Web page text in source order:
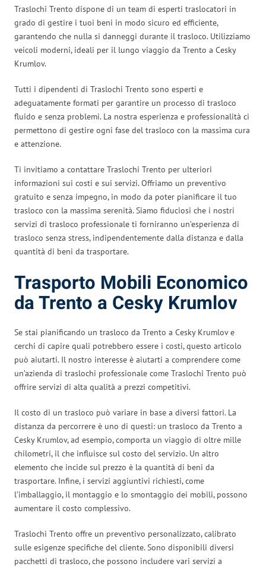
Traslochi Trento dispone di un team di esperti traslocatori in
grado di gestire i tuoi beni in modo sicuro ed efficiente,
garantendo che nulla si danneggi durante il trasloco. Utilizziamo
veicoli moderni, ideali per il lungo viaggio da Trento a Cesky
Krumlov.
Tutti i dipendenti di Traslochi Trento sono esperti e
adeguatamente formati per garantire un processo di trasloco
fluido e senza problemi. La nostra esperienza e professionalità ci
permettono di gestire ogni fase del trasloco con la massima cura
e attenzione.
Ti invitiamo a contattare Traslochi Trento per ulteriori
informazioni sui costi e sui servizi. Offriamo un preventivo
gratuito e senza impegno, in modo da poter pianificare il tuo
trasloco con la massima serenità. Siamo fiduciosi che i nostri
servizi di trasloco professionale ti forniranno un’esperienza di
trasloco senza stress, indipendentemente dalla distanza e dalla
quantità di beni da trasportare.
Trasporto Mobili Economico
da Trento a Cesky Krumlov
Se stai pianificando un trasloco da Trento a Cesky Krumlov e
cerchi di capire quali potrebbero essere i costi, questo articolo
può aiutarti. Il nostro interesse è aiutarti a comprendere come
un’azienda di traslochi professionale come Traslochi Trento può
offrire servizi di alta qualità a prezzi competitivi.
Il costo di un trasloco può variare in base a diversi fattori. La
distanza da percorrere è uno di questi: un trasloco da Trento a
Cesky Krumlov, ad esempio, comporta un viaggio di oltre mille
chilometri, il che influisce sul costo del servizio. Un altro
elemento che incide sul prezzo è la quantità di beni da
trasportare. Infine, i servizi aggiuntivi richiesti, come
l’imballaggio, il montaggio e lo smontaggio dei mobili, possono
aumentare il costo complessivo.
Traslochi Trento offre un preventivo personalizzato, calibrato
sulle esigenze specifiche del cliente. Sono disponibili diversi
pacchetti di trasloco, che possono includere vari servizi a